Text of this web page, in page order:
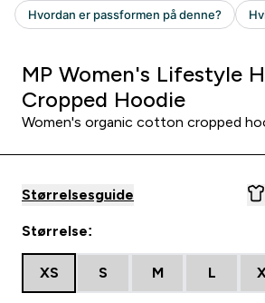
MP Women's Lifestyle
Cropped Hoodie
Women's organic cotton cropped
Størrelsesguide
Størrelse:
XS S M L